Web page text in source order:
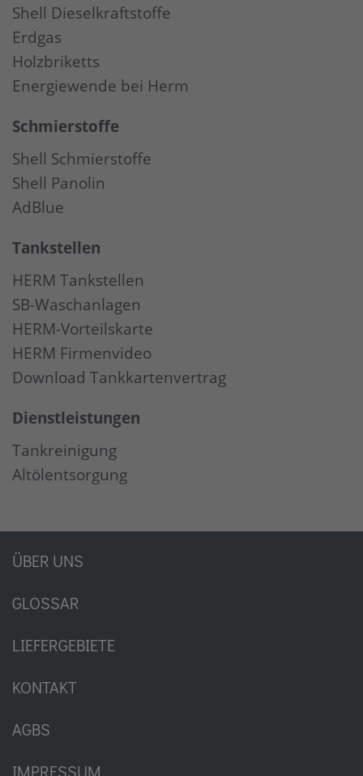
Shell Dieselkraftstoffe
Erdgas
Holzbriketts
Energiewende bei Herm
Schmierstoffe
Shell Schmierstoffe
Shell Panolin
AdBlue
Tankstellen
HERM Tankstellen
SB-Waschanlagen
HERM-Vorteilskarte
HERM Firmenvideo
Download Tankkartenvertrag
Dienstleistungen
Tankreinigung
Altölentsorgung
ÜBER UNS
GLOSSAR
LIEFERGEBIETE
KONTAKT
AGBS
IMPRESSUM